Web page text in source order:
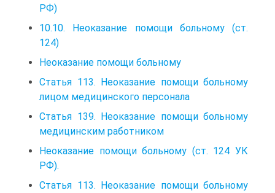
РФ)
10.10. Неоказание помощи больному (ст.
124)
Неоказание помощи больному
Статья 113. Неоказание помощи больному
лицом медицинского персонала
Статья 139. Неоказание помощи больному
медицинским работником
Неоказание помощи больному (ст. 124 УК
РФ).
Статья 113. Неоказание помощи больному